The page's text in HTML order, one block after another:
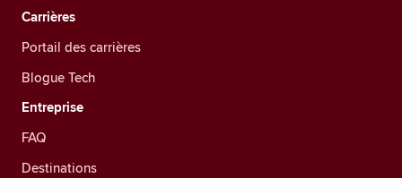
Carrières
Portail des carrières
Blogue Tech
Entreprise
FAQ
Destinations